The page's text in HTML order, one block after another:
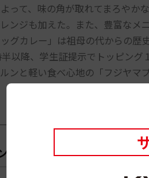
って、味の角が取れてまろやか
ンジも加えた。また、豊富なメ
グカレー」は祖母の代からの歴
以降、学生証提示でトッピン
ンと軽い食べ心地の「フジヤマ